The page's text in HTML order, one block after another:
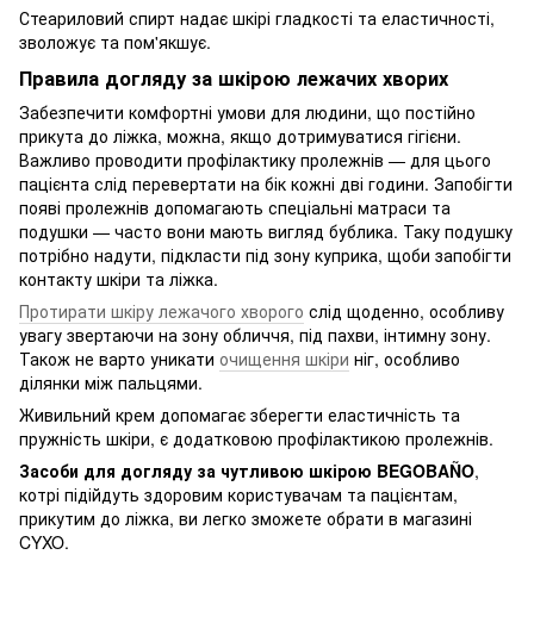
Стеариловий спирт надає шкірі гладкості та еластичності,
зволожує та пом'якшує.
Правила догляду за шкірою лежачих хворих
Забезпечити комфортні умови для людини, що постійно
прикута до ліжка, можна, якщо дотримуватися гігієни.
Важливо проводити профілактику пролежнів — для цього
пацієнта слід перевертати на бік кожні дві години. Запобігти
появі пролежнів допомагають спеціальні матраси та
подушки — часто вони мають вигляд бублика. Таку подушку
потрібно надути, підкласти під зону куприка, щоби запобігти
контакту шкіри та ліжка.
Протирати шкіру лежачого хворого слід щоденно, особливу
увагу звертаючи на зону обличчя, під пахви, інтимну зону.
Також не варто уникати очищення шкіри ніг, особливо
ділянки між пальцями.
Живильний крем допомагає зберегти еластичність та
пружність шкіри, є додатковою профілактикою пролежнів.
Засоби для догляду за чутливою шкірою BEGOBAÑO,
котрі підійдуть здоровим користувачам та пацієнтам,
прикутим до ліжка, ви легко зможете обрати в магазині
CYXO.